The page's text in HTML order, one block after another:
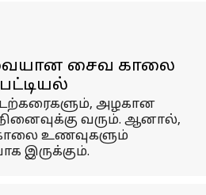
சைவ காலை
அழகான
வரும். ஆனால்,
உணவுகளும்
இருக்கும்.